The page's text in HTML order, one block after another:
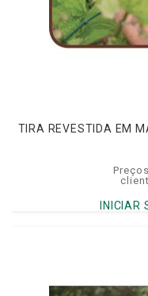
TIRA REVESTIDA EM
INICIAR